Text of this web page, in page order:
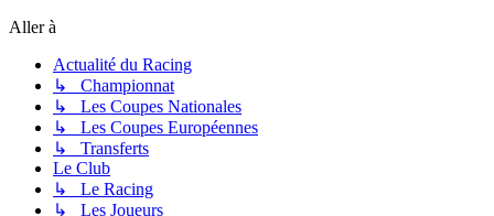
Aller à
Actualité du Racing
↳ Championnat
↳ Les Coupes Nationales
↳ Les Coupes Européennes
↳ Transferts
Le Club
↳ Le Racing
↳ Les Joueurs